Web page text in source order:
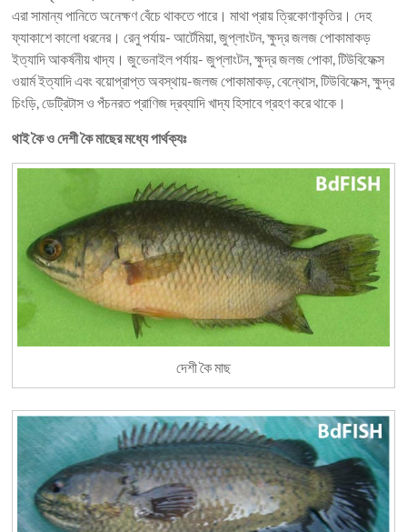
এরা সামান্য পানিতে অনেক্ষণ বেঁচে থাকতে পারে। মাথা প্রায় ত্রিকোণাকৃতির। দেহ
ফ্যাকাশে কালো ধরনের। রেনু পর্যায়- আর্টেমিয়া, জুপ্লাংটন, ক্ষুদ্র জলজ পোকামাকড়
ইত্যাদি আকর্ষনীয় খাদ্য। জুভেনাইল পর্যায়- জুপ্লাংটন, ক্ষুদ্র জলজ পোকা, টিউবিফেক্স
ওয়ার্ম ইত্যাদি এবং বয়োপ্রাপ্ত অবস্থায়-জলজ পোকামাকড়, বেন্থোস, টিউবিফেক্স, ক্ষুদ্র
চিংড়ি, ডেট্রিটাস ও পঁচনরত প্রাণিজ দ্রব্যাদি খাদ্য হিসাবে গ্রহণ করে থাকে।
থাই কৈ ও দেশী কৈ মাছের মধ্যে পার্থক্যঃ
দেশী কৈ মাছ